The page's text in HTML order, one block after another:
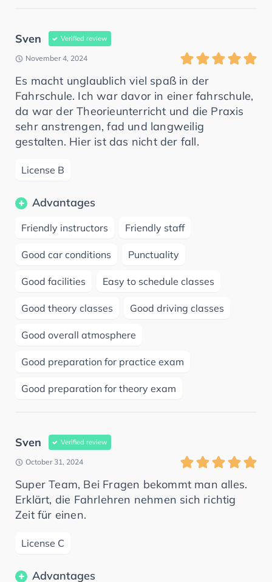
Sven Verified review
November 4, 2024
Es macht unglaublich viel spaß in der
Fahrschule. Ich war davor in einer fahrschule,
da war der Theorieunterricht und die Praxis
sehr anstrengen, fad und langweilig
gestalten. Hier ist das nicht der fall.
License B
Advantages
Friendly instructors Friendly staff
Good car conditions Punctuality
Good facilities Easy to schedule classes
Good theory classes Good driving classes
Good overall atmosphere
Good preparation for practice exam
Good preparation for theory exam
Sven Verified review
October 31, 2024
Super Team, Bei Fragen bekommt man alles.
Erklärt, die Fahrlehren nehmen sich richtig
Zeit für einen.
License C
Advantages